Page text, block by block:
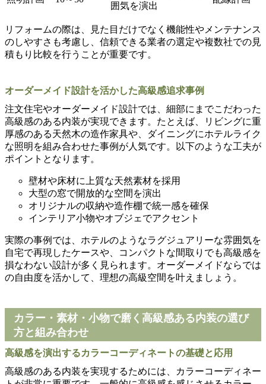
囲気を演出
リフォームの際は、見た目だけでなく機能性やメンテナンス
のしやすさも考慮し、信頼できる業者の選定や複数社での見
積もり比較を行うことが重要です。
オーダーメイド設計を活かした高級感追求事例
注文住宅やオーダーメイド設計では、細部にまでこだわった
高級感のある内装が実現できます。たとえば、リビングに重
厚感のある天然木の造作家具や、ダイニングにホテルライク
な照明を組み合わせた事例が人気です。以下のような工夫が
ポイントとなります。
壁材や床材に上質な天然素材を採用
大型の窓で開放的な空間を演出
オリジナルの収納や造作棚で統一感を確保
インテリア小物やオブジェでアクセント
実際の事例では、ホテルのようなラグジュアリーな雰囲気を
自宅で再現したケースや、コンパクトな間取りでも高級感を
損なわない設計が多く見られます。オーダーメイドならでは
の自由度を活かして、理想の高級空間を叶えましょう。
カラー・素材・小物で磨く高級感ある内装の選び
方と組み合わせ
高級感を演出するカラーコーディネートの基礎と応用
高級感のある内装を実現するためには、カラーコーディネー